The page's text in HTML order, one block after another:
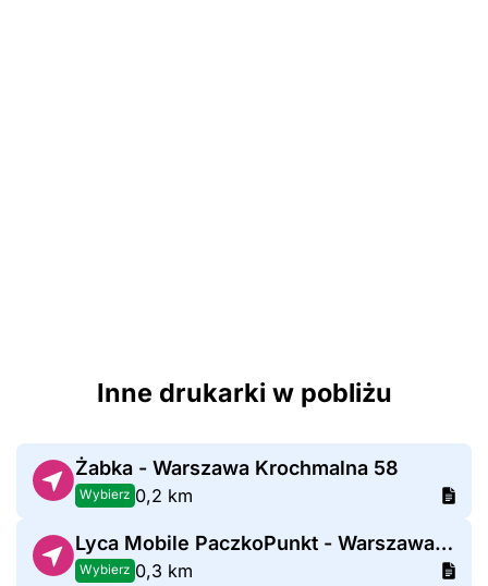
Inne drukarki w pobliżu
Żabka - Warszawa Krochmalna 58
Wybierz 0,2 km
Lyca Mobile PaczkoPunkt - Warszawa Żelazna 74
Wybierz 0,3 km